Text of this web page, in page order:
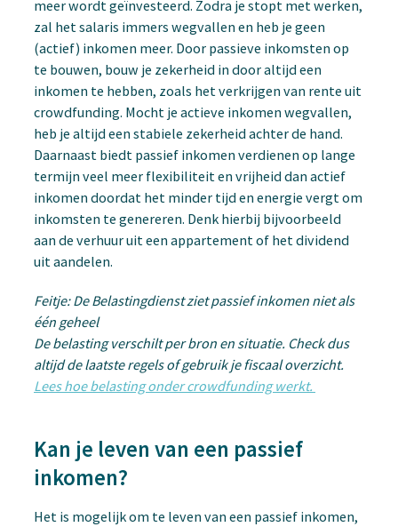
meer wordt geïnvesteerd. Zodra je stopt met werken,
zal het salaris immers wegvallen en heb je geen
(actief) inkomen meer. Door passieve inkomsten op
te bouwen, bouw je zekerheid in door altijd een
inkomen te hebben, zoals het verkrijgen van rente uit
crowdfunding. Mocht je actieve inkomen wegvallen,
heb je altijd een stabiele zekerheid achter de hand.
Daarnaast biedt passief inkomen verdienen op lange
termijn veel meer flexibiliteit en vrijheid dan actief
inkomen doordat het minder tijd en energie vergt om
inkomsten te genereren. Denk hierbij bijvoorbeeld
aan de verhuur uit een appartement of het dividend
uit aandelen.
Feitje: De Belastingdienst ziet passief inkomen niet als
één geheel
De belasting verschilt per bron en situatie. Check dus
altijd de laatste regels of gebruik je fiscaal overzicht.
Lees hoe belasting onder crowdfunding werkt.
Kan je leven van een passief
inkomen?
Het is mogelijk om te leven van een passief inkomen,